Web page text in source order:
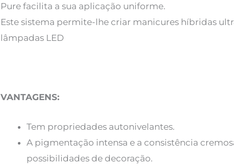
Pure facilita a sua aplicação uniforme.
Este sistema permite-lhe criar manicures híbridas
lâmpadas LED
VANTAGENS:
Tem propriedades autonivelantes.
A pigmentação intensa e a consistência
possibilidades de decoração.